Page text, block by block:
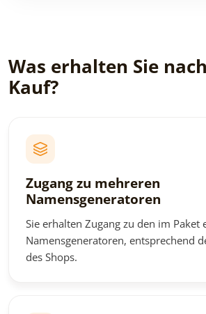
Was erhalten Sie
Kauf?
Zugang zu mehreren
Namensgeneratoren
Sie erhalten Zugang zu den im Paket
Namensgeneratoren, entsprechend
des Shops.